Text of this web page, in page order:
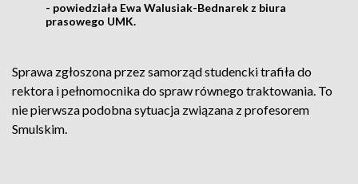
- powiedziała Ewa Walusiak-Bednarek z biura
prasowego UMK.
Sprawa zgłoszona przez samorząd studencki trafiła do
rektora i pełnomocnika do spraw równego traktowania. To
nie pierwsza podobna sytuacja związana z profesorem
Smulskim.